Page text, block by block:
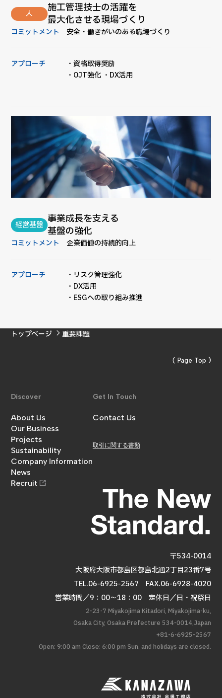
人
施工管理技士の活躍を
最大化させる現場づくり
コミットメント 安全・働きがいのある職場づくり
アプローチ
・資格取得奨励
・OJT強化 ・DX活用
経営基盤 事業成長を支える
基盤の強化
コミットメント 企業価値の持続的向上
アプローチ
・リスク管理強化
・DX活用
・ESGへの取り組み推進
トップページ 重要課題
( Page Top )
Discover
About Us
金澤工務店について
Our Business
事業内容
Projects
施工実績
Sustainability
サステナビリティ
Company Information
企業情報
News
お知らせ
Recruit
Get In Touch
Contact Us
取引に関する書類
〒534-0014
大阪府大阪市都島区都島北通2丁目23番7号
TEL.06-6925-2567 FAX.06-6928-4020
営業時間／9：00～18：00 定休日／日・祝祭日
2-23-7 Miyakojima Kitadori, Miyakojima-ku,
Osaka City, Osaka Prefecture 534-0014,Japan
+81-6-6925-2567
Open: 9:00 am Close: 6:00 pm Sun. and holidays are closed.